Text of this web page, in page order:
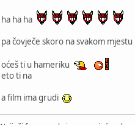
ha ha ha
pa čovječe skoro na svakom
oćeš ti u hameriku
eto ti na
a film ima grudi